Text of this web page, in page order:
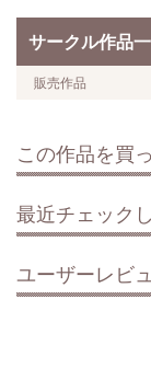
サークル作品
販売作品
この作品を買
最近チェック
ユーザーレビ